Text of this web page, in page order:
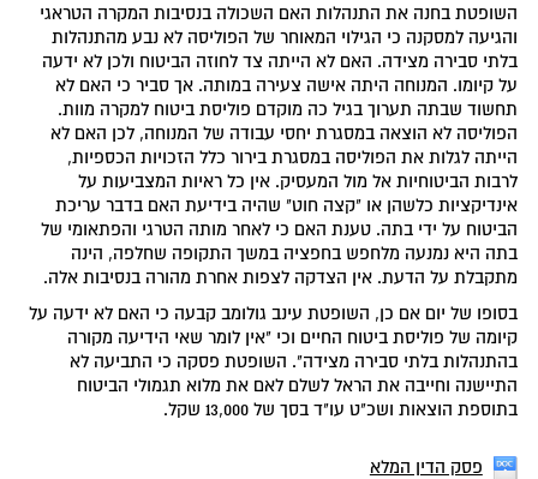
השופטת בחנה את התנהלות האם השכולה בנסיבות המקרה הטראגי
והגיעה למסקנה כי הגילוי המאוחר של הפוליסה לא נבע מהתנהלות
בלתי סבירה מצידה. האם לא הייתה צד לחוזה הביטוח ולכן לא ידעה
על קיומו. המנוחה היתה אישה צעירה במותה. אך סביר כי האם לא
תחשוד שבתה תערוך בגיל כה מוקדם פוליסת ביטוח למקרה מוות.
הפוליסה לא הוצאה במסגרת יחסי עבודה של המנוחה, לכן האם לא
הייתה לגלות את הפוליסה במסגרת בירור כלל הזכויות הכספיות,
לרבות הביטוחיות אל מול המעסיק. אין כל ראיות המצביעות על
אינדיקציות כלשהן או "קצה חוט" שהיה בידיעת האם בדבר עריכת
הביטוח על ידי בתה. טענת האם כי לאחר מותה הטרגי והפתאומי של
בתה היא נמנעה מלחפש בחפציה במשך התקופה שחלפה, הינה
מתקבלת על הדעת. אין הצדקה לצפות אחרת מהורה בנסיבות אלה.
בסופו של יום אם כן, השופטת עינב גולומב קבעה כי האם לא ידעה על
קיומה של פוליסת ביטוח החיים וכי "אין לומר שאי הידיעה מקורה
בהתנהלות בלתי סבירה מצידה". השופטת פסקה כי התביעה לא
התיישנה וחייבה את הראל לשלם לאם את מלוא תגמולי הביטוח
בתוספת הוצאות ושכ"ט עו"ד בסך של 13,000 שקל.
פסק הדין המלא